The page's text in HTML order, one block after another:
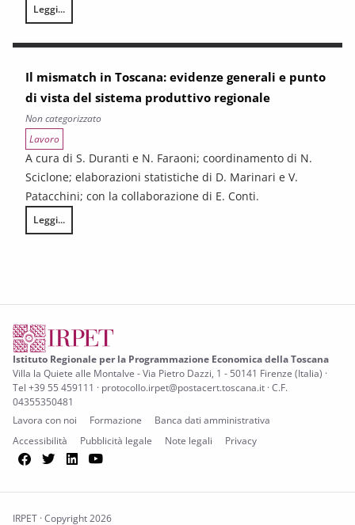
Leggi...
IL SISTEMA SOCIO-ECONOMICO DELLA VALDERA: DOTAZIONI E
Il mismatch in Toscana: evidenze generali e punto
di vista del sistema produttivo regionale
Non categorizzato
Lavoro
A cura di S. Duranti e N. Faraoni; coordinamento di N.
Sciclone; elaborazioni statistiche di D. Marinari e V.
Patacchini; con la collaborazione di E. Conti.
Leggi...
Il mismatch in Toscana: evidenze generali e punto di vista del
Istituto Regionale per la Programmazione Economica della Toscana
Villa la Quiete alle Montalve - Via Pietro Dazzi, 1 - 50141 Firenze (Italia) ·
Tel +39 55 459111 · protocollo.irpet@postacert.toscana.it · C.F.
04355350481
Lavora con noi
Formazione
Banca dati amministrativa
Accessibilità
Pubblicità legale Note legali Privacy
Facebook
TwitterLinkedIn
IRPET · Copyright 2026